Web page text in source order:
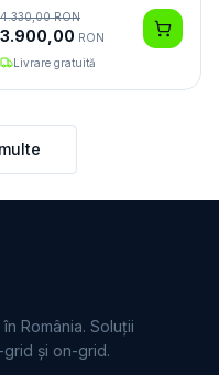
4.330,00RON
3.900,00 RON
Livrare gratuită
România. Soluții
și on-grid.